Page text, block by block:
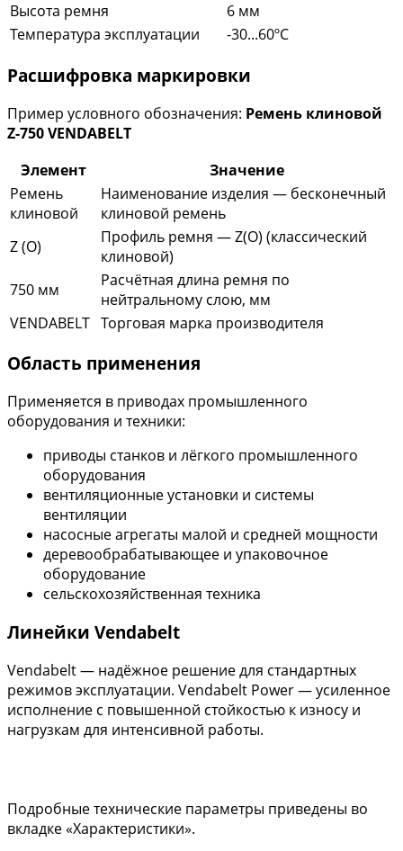
Высота ремня
6 мм
Температура эксплуатации
-30...60ºC
Расшифровка маркировки
Пример условного обозначения: Ремень клиновой
Z-750 VENDABELT
Элемент
Значение
Ремень
клиновой
Наименование изделия — бесконечный
клиновой ремень
Z (O)
Профиль ремня — Z(O) (классический
клиновой)
750 мм
Расчётная длина ремня по
нейтральному слою, мм
VENDABELT Торговая марка производителя
Область применения
Применяется в приводах промышленного
оборудования и техники:
приводы станков и лёгкого промышленного
оборудования
вентиляционные установки и системы
вентиляции
насосные агрегаты малой и средней мощности
деревообрабатывающее и упаковочное
оборудование
сельскохозяйственная техника
Линейки Vendabelt
Vendabelt — надёжное решение для стандартных
режимов эксплуатации. Vendabelt Power — усиленное
исполнение с повышенной стойкостью к износу и
нагрузкам для интенсивной работы.
Подробные технические параметры приведены во
вкладке «Характеристики».